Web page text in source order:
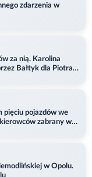
zdarzenia w
za nią. Karolina
Bałtyk dla Piotra.
pięciu pojazdów we
zabrany w
w Opolu.